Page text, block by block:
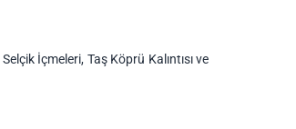
İçmeleri, Taş Köprü Kalıntısı ve